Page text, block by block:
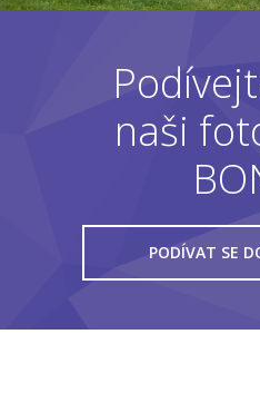
naši
PODÍVAT SE